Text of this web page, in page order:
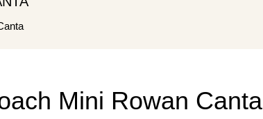
Mini Rowan Canta